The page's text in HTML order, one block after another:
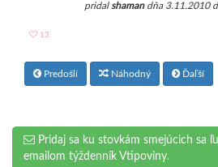
pridal shamandňa 3.11.2010
13
Predošlí Náhodný Ďaľší
Pridaj sa ku stovkám smejúcich sa
emailom týždenník Vtipoviny.